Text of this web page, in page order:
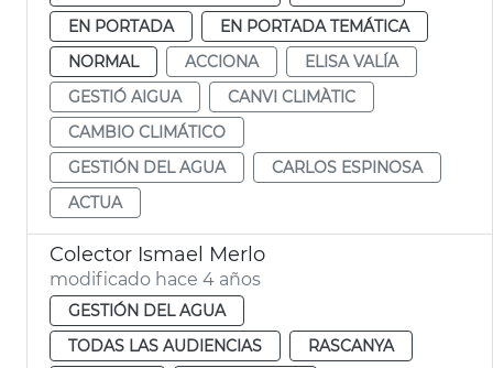
EN PORTADA
EN PORTADA TEMÁTICA
NORMAL
ACCIONA
ELISA VALÍA
GESTIÓ AIGUA
CANVI CLIMÀTIC
CAMBIO CLIMÁTICO
GESTIÓN DEL AGUA
CARLOS ESPINOSA
ACTUA
Colector Ismael Merlo
modificado hace 4 años
GESTIÓN DEL AGUA
TODAS LAS AUDIENCIAS
RASCANYA